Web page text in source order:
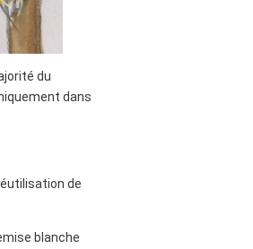
du
dans
de
blanche